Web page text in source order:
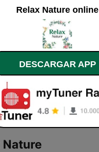
Nature
Relax Nature online
DESCARGAR APP